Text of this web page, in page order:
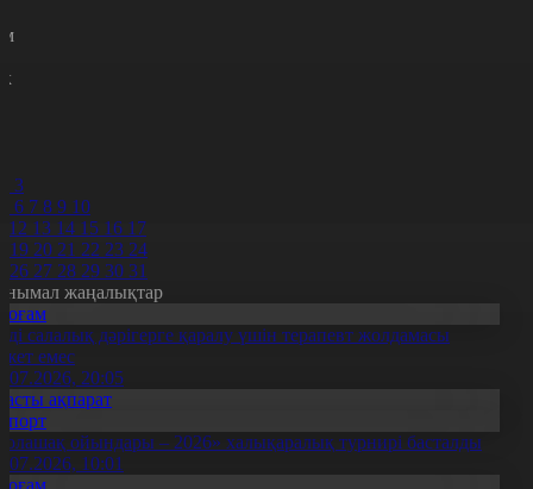
3
6 7 8 9 10
12 13 14 15 16 17
19 20 21 22 23 24
26 27 28 29 30 31
жаңалықтар
салалық дәрігерге қаралу үшін терапевт жолдамасы
емес
20:05
ақпарат
ойындары – 2026» халықаралық турнирі басталды
10:01